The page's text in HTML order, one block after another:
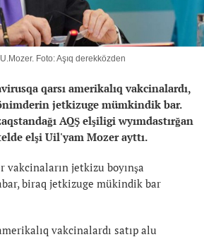
Foto: Aşıq derekközden
qarsı amerikalıq vakcinalardı,
jetkizuge mümkindik bar.
AQŞ elşiligi wyımdastırğan
elşi Uil'yam Mozer ayttı.
vakcinaların jetkizu boyınşa
biraq jetkizuge mükindik bar
vakcinalardı satıp alu